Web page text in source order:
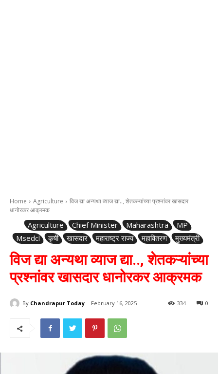
Home Agriculture
विज द्या अन्यथा व्याज द्या.., शेतकऱ्यांच्या प्रश्नांवर खासदार
धानोरकर आक्रमक
Agriculture Chief Minister Maharashtra
MP
Msedcl
कृषी खासदार महाराष्ट्र राज्य महावितरण मुख्यमंत्री
विज द्या अन्यथा व्याज द्या.., शेतकऱ्यांच्या
प्रश्नांवर खासदार धानोरकर आक्रमक
By Chandrapur Today February 16, 2025 0
334